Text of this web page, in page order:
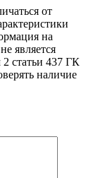
от
на
является
статьи 437 ГК
наличие